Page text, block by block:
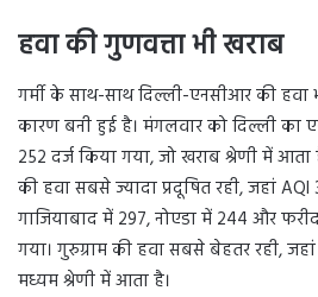
हवा की गुणवत्ता भी खराब
गर्मी के साथ-साथ दिल्ली-एनसीआर की हवा
कारण बनी हुई है। मंगलवार को दिल्ली का
252 दर्ज किया गया, जो खराब श्रेणी में आता
की हवा सबसे ज्यादा प्रदूषित रही, जहां AQI
गाजियाबाद में 297, नोएडा में 244 और
गया। गुरुग्राम की हवा सबसे बेहतर रही,
मध्यम श्रेणी में आता है।